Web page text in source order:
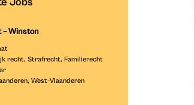
– Winston
recht Strafrecht Familierecht
West-Vlaanderen